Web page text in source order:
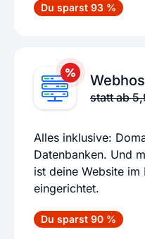
Du sparst 93 %
statt ab
Alles inklusive:
Datenbanken. Und
ist deine Website im
eingerichtet.
Du sparst 90 %